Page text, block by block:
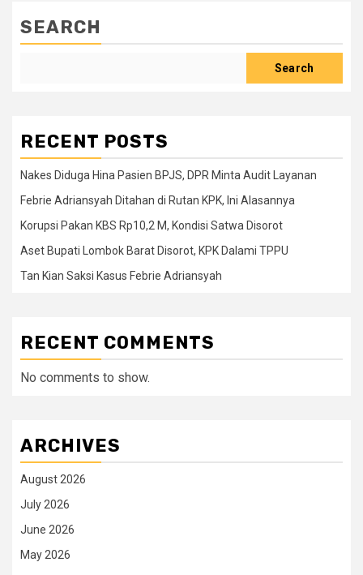
SEARCH
Search
RECENT POSTS
Nakes Diduga Hina Pasien BPJS, DPR Minta Audit Layanan
Febrie Adriansyah Ditahan di Rutan KPK, Ini Alasannya
Korupsi Pakan KBS Rp10,2 M, Kondisi Satwa Disorot
Aset Bupati Lombok Barat Disorot, KPK Dalami TPPU
Tan Kian Saksi Kasus Febrie Adriansyah
RECENT COMMENTS
No comments to show.
ARCHIVES
August 2026
July 2026
June 2026
May 2026